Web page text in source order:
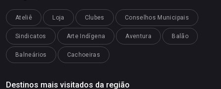
Ateliê Loja Clubes Conselhos Municipais
Sindicatos Arte Indígena Aventura Balão
Balneários Cachoeiras
Destinos mais visitados da região